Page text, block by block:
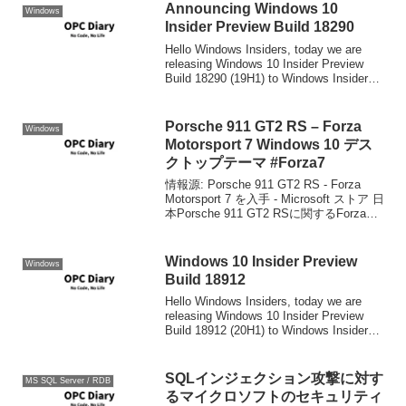
Windows
Announcing Windows 10
Insider Preview Build 18290
Hello Windows Insiders, today we are
releasing Windows 10 Insider Preview
Build 18290 (19H1) to Windows Insiders
Windows
Porsche 911 GT2 RS – Forza
Motorsport 7 Windows 10 デス
クトップテーマ #Forza7
情報源: Porsche 911 GT2 RS - Forza
Motorsport 7 を入手 - Microsoft ストア 日
本Porsche 911 GT2 RSに関するForza
Windows
Windows 10 Insider Preview
Build 18912
Hello Windows Insiders, today we are
releasing Windows 10 Insider Preview
Build 18912 (20H1) to Windows Insiders
MS SQL Server / RDB
SQLインジェクション攻撃に対す
るマイクロソフトのセキュリティ